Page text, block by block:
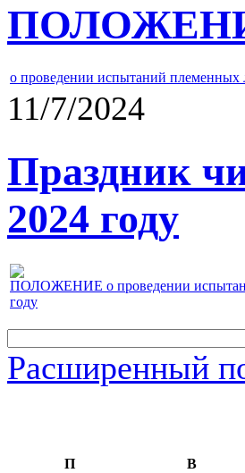
о проведении испытаний племенных
11/7/2024
Праздник
2024 году
ПОЛОЖЕНИЕ о проведении
году
Расширенный
П В